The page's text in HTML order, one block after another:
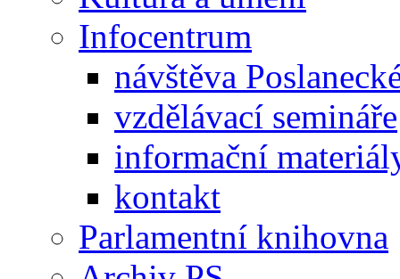
Infocentrum
návštěva
vzdělávací semináře
informační
kontakt
Parlamentní knihovna